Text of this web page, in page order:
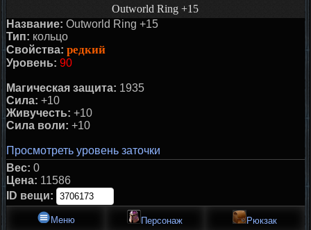
Outworld Ring +15
Название: Outworld Ring +15
Тип: кольцо
Свойства: редкий
Уровень: 90
Магическая защита: 1935
Сила: +10
Живучесть: +10
Сила воли: +10
Просмотреть уровень заточки
Вес: 0
Цена: 11586
ID вещи:
Меню Персонаж Рюкзак